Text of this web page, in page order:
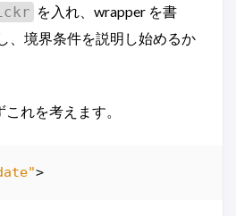
を入れ、wrapper を書
、境界条件を説明し始めるか
れを考えます。
>